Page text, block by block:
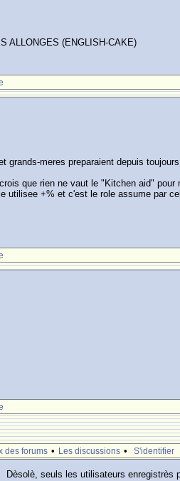
ALLONGES (ENGLISH-CAKE)
grands-meres preparaient depuis
que rien ne vaut le "Kitchen aid"
+% et c'est le role assume par
des forums • Les discussions • S'identifier
Dèsolè, seuls les utilisateurs enregistrès